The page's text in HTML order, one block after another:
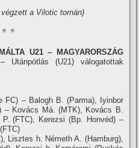
a Vilotic tornán)
*
MÁLTA U21 – MAGYARORSZÁG
Utánpótlás (U21) válogatottak
FC) – Balogh B. (Parma), Iyinbor
– Kovács Má. (MTK), Kovács B.
(FTC), Kerezsi (Bp. Honvéd) –
Lisztes h. Németh A. (Hamburg),